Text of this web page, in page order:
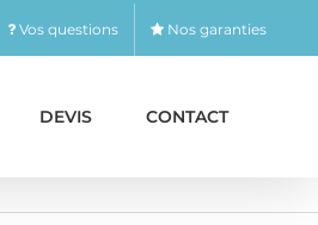
Vos questions Nos garanties
DEVIS CONTACT